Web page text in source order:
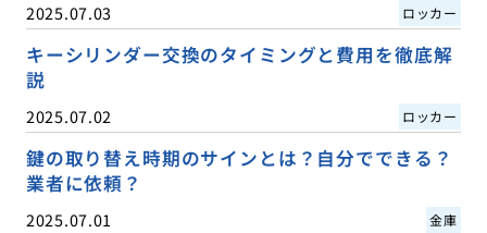
2025.07.03 ロッカー
キーシリンダー交換のタイミングと費用を徹底解
説
2025.07.02 ロッカー
鍵の取り替え時期のサインとは？自分でできる？
業者に依頼？
2025.07.01 金庫